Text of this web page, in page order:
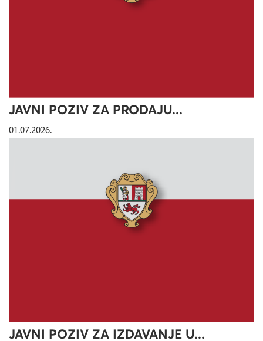
JAVNI POZIV ZA PRODAJU...
01.07.2026.
JAVNI POZIV ZA IZDAVANJE U...